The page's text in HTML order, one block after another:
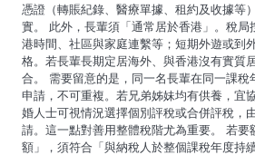
憑證（轉賬紀錄、醫療單據、租約及收據等
實。 此外，長輩須「通常居於香港」。稅局
港時間、社區與家庭連繫等；短期外遊或到
格。若長輩長期定居海外、與香港沒有實質
合。 需要留意的是，同一名長輩在同一課稅
申請，不可重複。若兄弟姊妹均有供養，宜
婚人士可視情況選擇個別評稅或合併評稅，
請。這一點對善用整體稅階尤為重要。 若要
額」，須符合「與納稅人於整個課稅年度持